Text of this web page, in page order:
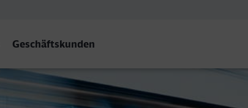
Geschäftskunden